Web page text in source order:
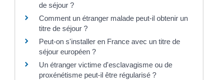
de séjour ?
Comment un étranger malade peut-il obtenir un
titre de séjour ?
Peut-on s'installer en France avec un titre de
séjour européen ?
Un étranger victime d'esclavagisme ou de
proxénétisme peut-il être régularisé ?